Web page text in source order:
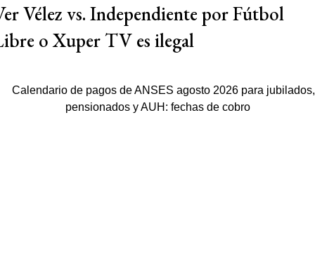
Vélez vs. Independiente por Fútbol
o Xuper TV es ilegal